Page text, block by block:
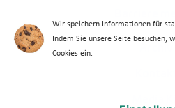
Footer Menü 2 (WdKA
Archiv
Wir speichern Informationen für
Indem Sie unsere Seite besuchen,
Cookies ein.